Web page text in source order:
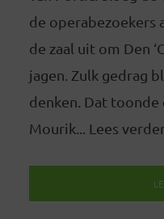
de operabezoekers
de zaal uit om Den
jagen. Zulk gedrag
denken. Dat toonde
Mourik... Lees